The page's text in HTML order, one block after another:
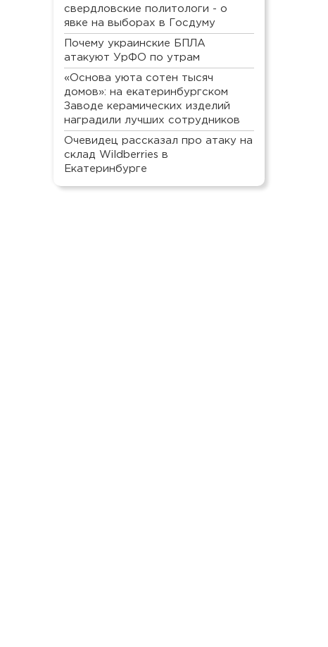
свердловские политологи - о
явке на выборах в Госдуму
Почему украинские БПЛА
атакуют УрФО по утрам
«Основа уюта сотен тысяч
домов»: на екатеринбургском
Заводе керамических изделий
наградили лучших сотрудников
Очевидец рассказал про атаку на
склад Wildberries в
Екатеринбурге